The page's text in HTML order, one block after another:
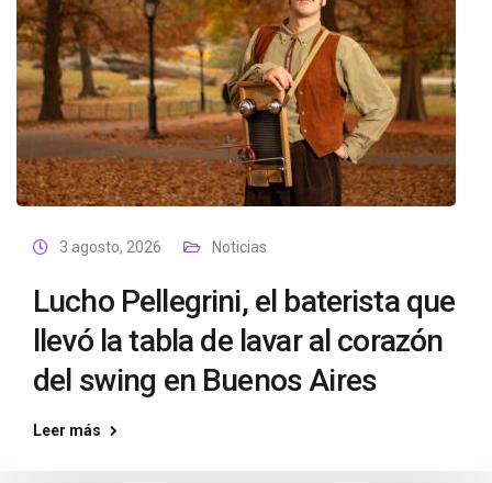
3 agosto, 2026 Noticias
Lucho Pellegrini, el baterista que
llevó la tabla de lavar al corazón
del swing en Buenos Aires
Leer más